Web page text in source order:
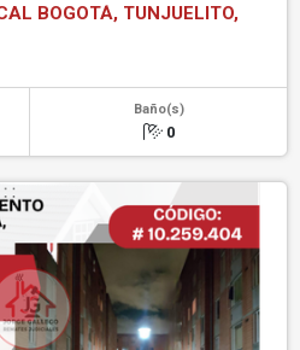
BOGOTÁ, TUNJUELITO,
Baño(s)
0